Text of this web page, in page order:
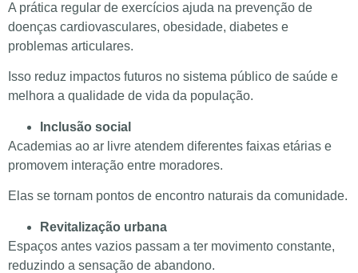
A prática regular de exercícios ajuda na prevenção de
doenças cardiovasculares, obesidade, diabetes e
problemas articulares.
Isso reduz impactos futuros no sistema público de saúde e
melhora a qualidade de vida da população.
Inclusão social
Academias ao ar livre atendem diferentes faixas etárias e
promovem interação entre moradores.
Elas se tornam pontos de encontro naturais da comunidade.
Revitalização urbana
Espaços antes vazios passam a ter movimento constante,
reduzindo a sensação de abandono.